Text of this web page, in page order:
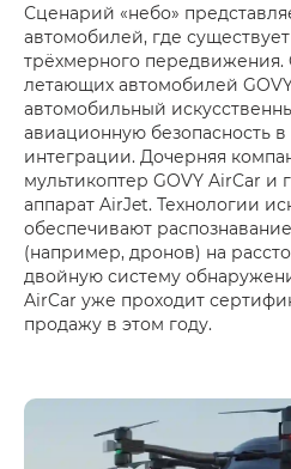
Сценарий «небо»
автомобилей, где
трёхмерного передвижения.
летающих автомобилей
автомобильный
авиационную безопасность
интеграции. Дочерняя
мультикоптер GOVY AirCar
аппарат AirJet. Технологии
обеспечивают
(например, дронов) на
двойную систему
AirCar уже проходит
продажу в этом году.